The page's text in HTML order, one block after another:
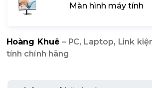
Màn hình máy tính
Hoàng Khuê – PC, Laptop, Link
tính chính hãng